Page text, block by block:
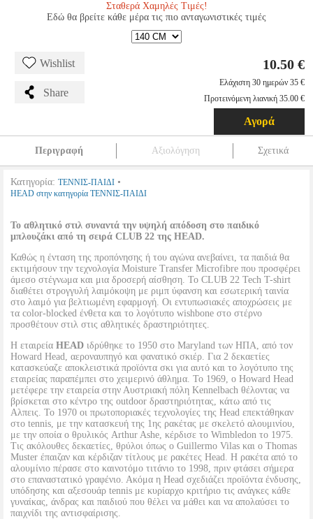
Σταθερά Χαμηλές Τιμές!
Εδώ θα βρείτε κάθε μέρα τις πιο ανταγωνιστικές τιμές
Wishlist
Share
10.50 €
Ελάχιστη 30 ημερών 35 €
Προτεινόμενη λιανική 35.00 €
Αγορά
Περιγραφή Αξιολόγηση Σχετικά
Κατηγορία: ΤΕΝΝΙΣ-ΠΑΙΔΙ •
HEAD στην κατηγορία ΤΕΝΝΙΣ-ΠΑΙΔΙ
Το αθλητικό στιλ συναντά την υψηλή απόδοση στο παιδικό
μπλουζάκι από τη σειρά CLUB 22 της HEAD.
Καθώς η ένταση της προπόνησης ή του αγώνα ανεβαίνει, τα παιδιά θα
εκτιμήσουν την τεχνολογία Moisture Transfer Microfibre που προσφέρει
άμεσο στέγνωμα και μια δροσερή αίσθηση. Το CLUB 22 Tech T-shirt
διαθέτει στρογγυλή λαιμόκοψη με ριμπ ύφανση και εσωτερική ταινία
στο λαιμό για βελτιωμένη εφαρμογή. Οι εντυπωσιακές αποχρώσεις με
τα color-blocked ένθετα και το λογότυπο wishbone στο στέρνο
προσθέτουν στιλ στις αθλητικές δραστηριότητες.
Η εταιρεία HEAD ιδρύθηκε το 1950 στο Maryland των ΗΠΑ, από τον
Howard Head, αεροναυπηγό και φανατικό σκιέρ. Για 2 δεκαετίες
κατασκεύαζε αποκλειστικά προϊόντα σκι για αυτό και το λογότυπο της
εταιρείας παραπέμπει στο χειμερινό άθλημα. Το 1969, ο Howard Head
μετέφερε την εταιρεία στην Αυστριακή πόλη Kennelbach θέλοντας να
βρίσκεται στο κέντρο της outdoor δραστηριότητας, κάτω από τις
Αλπεις. Το 1970 οι πρωτοποριακές τεχνολογίες της Head επεκτάθηκαν
στο tennis, με την κατασκευή της 1ης ρακέτας με σκελετό αλουμινίου,
με την οποία ο θρυλικός Arthur Ashe, κέρδισε το Wimbledon το 1975.
Τις ακόλουθες δεκαετίες, θρύλοι όπως ο Guillermo Vilas και ο Thomas
Muster έπαιζαν και κέρδιζαν τίτλους με ρακέτες Head. Η ρακέτα από το
αλουμίνιο πέρασε στο καινοτόμο τιτάνιο το 1998, πριν φτάσει σήμερα
στο επαναστατικό γραφένιο. Ακόμα η Head σχεδιάζει προϊόντα ένδυσης,
υπόδησης και αξεσουάρ tennis με κυρίαρχο κριτήριο τις ανάγκες κάθε
γυναίκας, άνδρας και παιδιού που θέλει να μάθει και να απολαύσει το
παιχνίδι της αντισφαίρισης.